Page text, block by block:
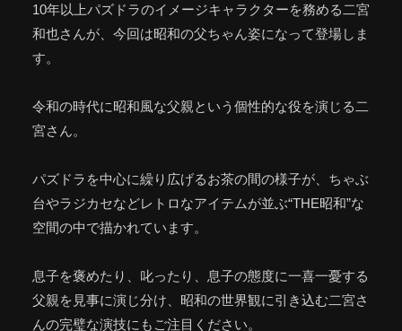
10年以上パズドラのイメージキャラクターを務める二宮
和也さんが、今回は昭和の父ちゃん姿になって登場しま
す。
令和の時代に昭和風な父親という個性的な役を演じる二
宮さん。
パズドラを中心に繰り広げるお茶の間の様子が、ちゃぶ
台やラジカセなどレトロなアイテムが並ぶ“THE昭和”な
空間の中で描かれています。
息子を褒めたり、叱ったり、息子の態度に一喜一憂する
父親を見事に演じ分け、昭和の世界観に引き込む二宮さ
んの完璧な演技にもご注目ください。